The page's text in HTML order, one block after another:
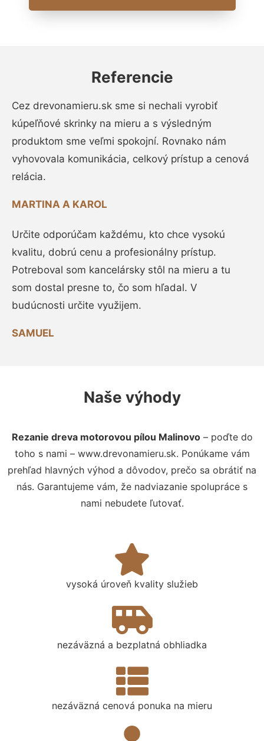
Referencie
Cez drevonamieru.sk sme si nechali vyrobiť
kúpeľňové skrinky na mieru a s výsledným
produktom sme veľmi spokojní. Rovnako nám
vyhovovala komunikácia, celkový prístup a cenová
relácia.
MARTINA A KAROL
Určite odporúčam každému, kto chce vysokú
kvalitu, dobrú cenu a profesionálny prístup.
Potreboval som kancelársky stôl na mieru a tu
som dostal presne to, čo som hľadal. V
budúcnosti určite využijem.
SAMUEL
Naše výhody
Rezanie dreva motorovou pílou Malinovo– poďte do
toho s nami – www.drevonamieru.sk. Ponúkame vám
prehľad hlavných výhod a dôvodov, prečo sa obrátiť na
nás. Garantujeme vám, že nadviazanie spolupráce s
nami nebudete ľutovať.
vysoká úroveň kvality služieb
nezáväzná a bezplatná obhliadka
nezáväzná cenová ponuka na mieru